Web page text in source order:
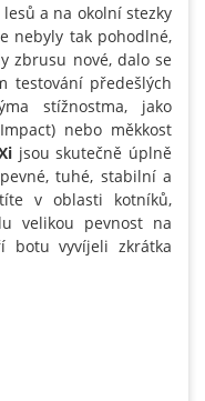
a na okolní stezky
nebyly tak pohodlné,
zbrusu nové, dalo se
testování předešlých
stížnostma, jako
nebo měkkost
jsou skutečně úplně
tuhé, stabilní a
v oblasti kotníků,
velikou pevnost na
botu vyvíjeli zkrátka